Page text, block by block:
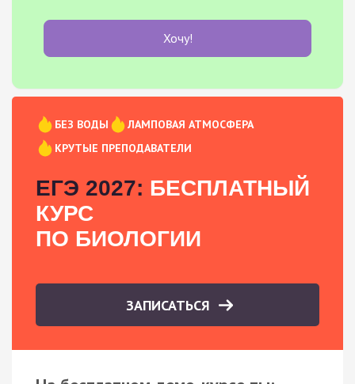
Хочу!
БЕЗ ВОДЫ
ЛАМПОВАЯ АТМОСФЕРА
КРУТЫЕ ПРЕПОДАВАТЕЛИ
ЕГЭ 2027: БЕСПЛАТНЫЙ
КУРС
ПО БИОЛОГИИ
ЗАПИСАТЬСЯ